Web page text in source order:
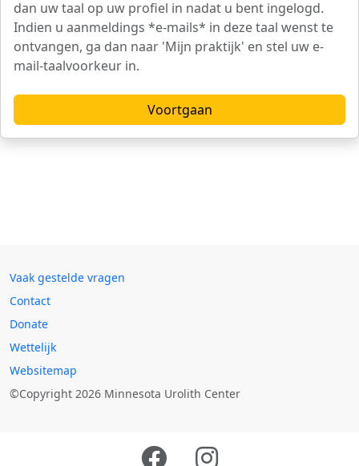
dan uw taal op uw profiel in nadat u bent ingelogd.
Indien u aanmeldings *e-mails* in deze taal wenst te
ontvangen, ga dan naar 'Mijn praktijk' en stel uw e-
mail-taalvoorkeur in.
Voortgaan
Vaak gestelde vragen
Contact
Donate
Wettelijk
Websitemap
©Copyright 2026 Minnesota Urolith Center